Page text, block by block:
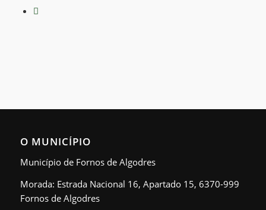
O MUNICÍPIO
Município de Fornos de Algodres
Morada: Estrada Nacional 16, Apartado 15, 6370-999
Fornos de Algodres